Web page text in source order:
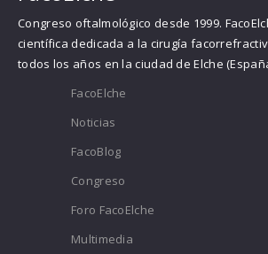
Congreso oftalmológico desde 1999.
científica dedicada a la cirugía
todos los años en la ciudad de Elche
FacoElche
Noticias
FacoBlog
Congreso
Foro FacoElche
Multimedia